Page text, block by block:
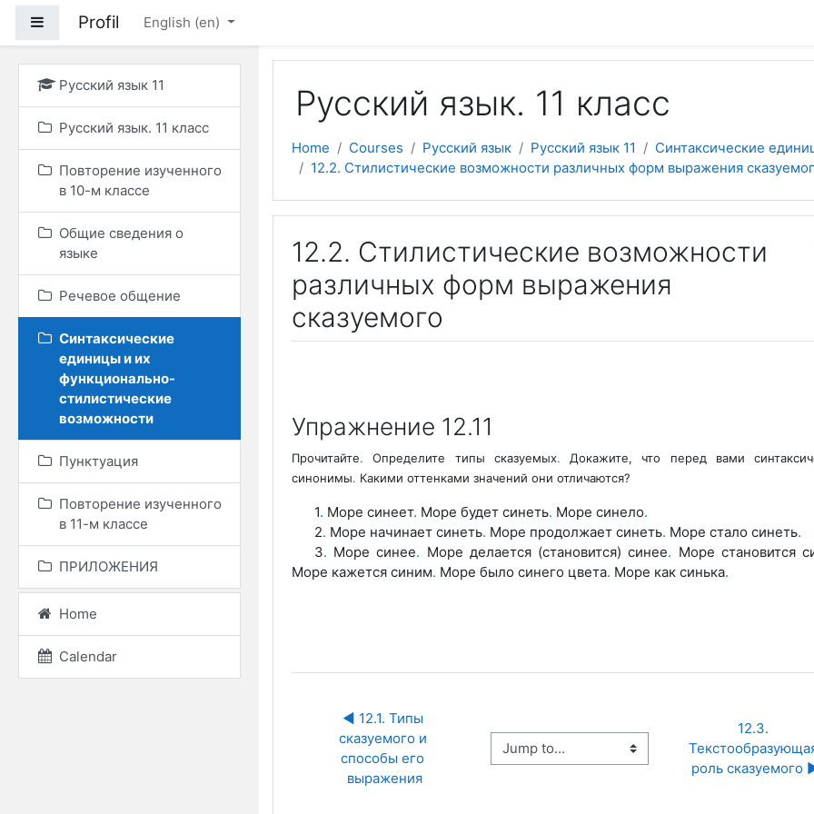
Side panel
Profil English ‎(en)‎
Русский язык 11
Русский язык. 11 класс
Повторение изученного
в 10-м классе
Общие сведения о
языке
Речевое общение
Синтаксические
единицы и их
функционально-
стилистические
возможности
Пунктуация
Повторение изученного
в 11-м классе
ПРИЛОЖЕНИЯ
Home
Calendar
Русский язык. 11 класс
Home Courses Русский язык Русский язык 11
Синтаксические
12.2. Стилистические возможности различных форм выражения
12.2. Стилистические возможности
различных форм выражения
сказуемого
Упражнение 12.11
Прочитайте. Определите типы сказуемых. Докажите, что перед вами
синонимы. Какими оттенками значений они отличаются?
1. Море синеет. Море будет синеть. Море синело.
2. Море начинает синеть. Море продолжает синеть. Море стало синеть.
3. Море синее. Море делается (становится) синее. Море становится
Море кажется синим. Море было синего цвета. Море как синька.
◀︎ 12.1. Типы
сказуемого и
способы его
выражения
Jump to...
12.3.
роль сказуемого